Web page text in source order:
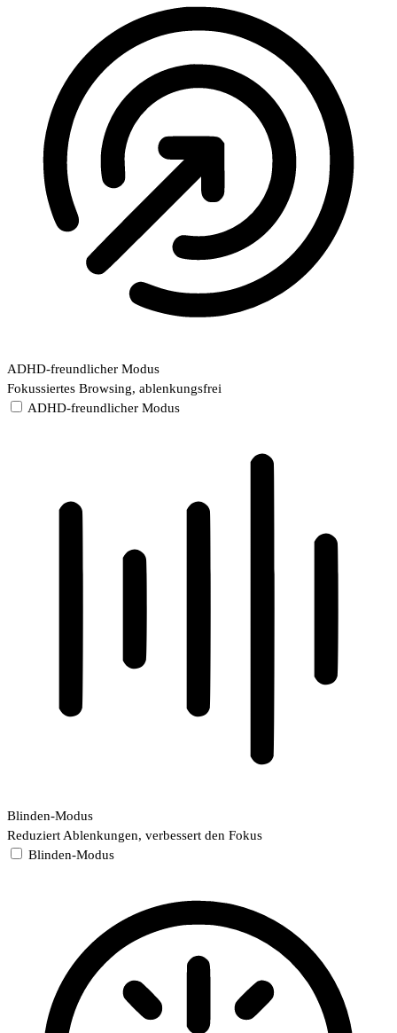
ADHD-freundlicher Modus
Fokussiertes Browsing, ablenkungsfrei
ADHD-freundlicher Modus
Blinden-Modus
Reduziert Ablenkungen, verbessert den Fokus
Blinden-Modus